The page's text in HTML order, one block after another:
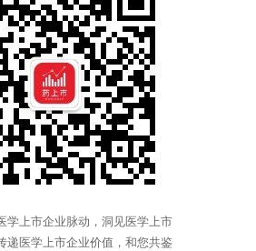
学上市企业脉动，洞见医学上市
递医学上市企业价值，和您共鉴